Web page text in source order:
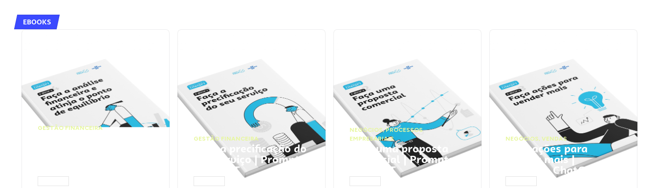
EBOOKS
GESTÃO FINANCEIRA
GESTÃO FINANCEIRA
Faça a precificação do
seu serviço | Prompts
ChatGPT
NEGÓCIOS,PROCESSOS
EMPRESARIAIS
Faça uma proposta
comercial | Prompts
ChatGPT
NEGÓCIOS, VENDAS
Faça ações para
vender mais |
Prompts ChatGPT